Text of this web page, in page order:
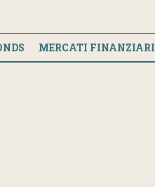
MERCATI FINANZIARI